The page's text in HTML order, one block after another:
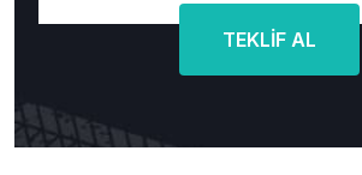
TEKLİF AL